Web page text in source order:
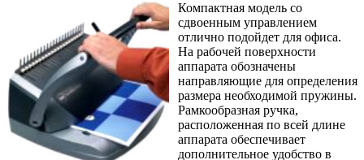
Компактная модель со
сдвоенным управлением
отлично подойдет для офиса.
На рабочей поверхности
аппарата обозначены
направляющие для определения
размера необходимой пружины.
Рамкообразная ручка,
расположенная по всей длине
аппарата обеспечивает
дополнительное удобство в